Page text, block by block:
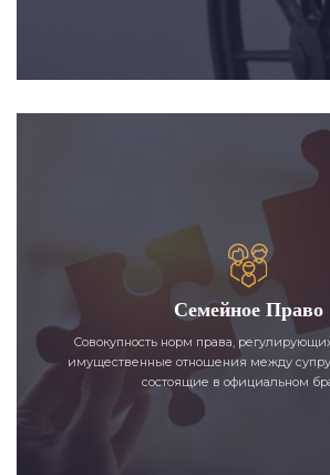
Семейное Право
Совокупность норм права,
имущественные отношения между
состоящие в официальном